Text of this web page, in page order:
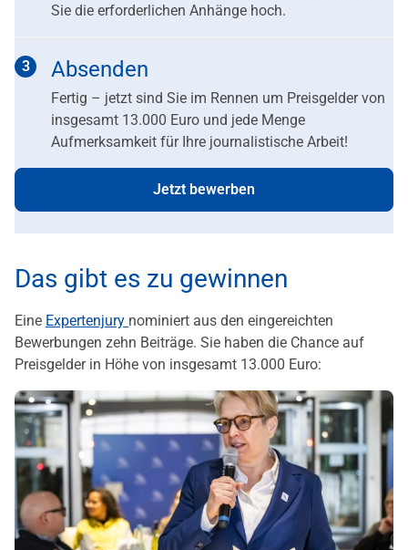
Sie die erforderlichen Anhänge hoch.
Absenden
Fertig – jetzt sind Sie im Rennen um Preisgelder von
insgesamt 13.000 Euro und jede Menge
Aufmerksamkeit für Ihre journalistische Arbeit!
Jetzt bewerben
Das gibt es zu gewinnen
Eine Expertenjury nominiert aus den eingereichten
Bewerbungen zehn Beiträge. Sie haben die Chance auf
Preisgelder in Höhe von insgesamt 13.000 Euro: